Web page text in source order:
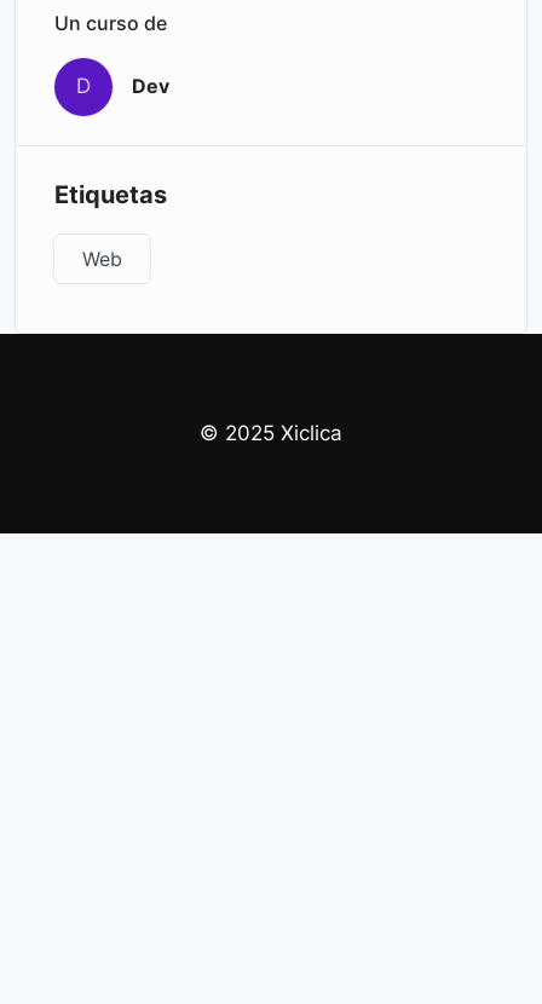
Un curso de
D Dev
Etiquetas
Web
© 2025 Xiclica